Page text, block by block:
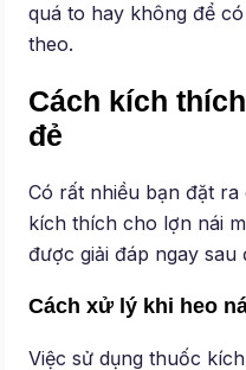
quá to hay không để
theo.
Cách kích
đẻ
Có rất nhiều bạn đặt
kích thích cho lợn nái
được giải đáp ngay sau
Cách xử lý khi heo
Việc sử dụng thuốc